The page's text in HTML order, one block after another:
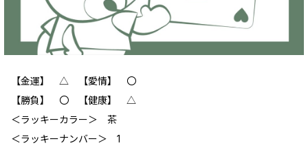
【金運】 ‪‪△ 【愛情】 〇
【勝負】 〇 【健康】 △
＜ラッキーカラー＞ 茶
＜ラッキーナンバー＞ 1